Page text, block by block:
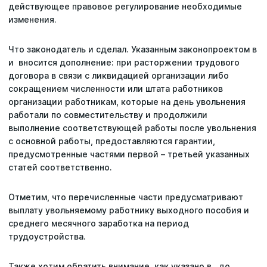
действующее правовое регулирование необходимые
изменения.
Что законодатель и сделал. Указанным законопроектом в
и вносится дополнение: при расторжении трудового
договора в связи с ликвидацией организации либо
сокращением численности или штата работников
организации работникам, которые на день увольнения
работали по совместительству и продолжили
выполнение соответствующей работы после увольнения
с основной работы, предоставляются гарантии,
предусмотренные частями первой – третьей указанных
статей соответственно.
Отметим, что перечисленные части предусматривают
выплату увольняемому работнику выходного пособия и
среднего месячного заработка на период
трудоустройства.